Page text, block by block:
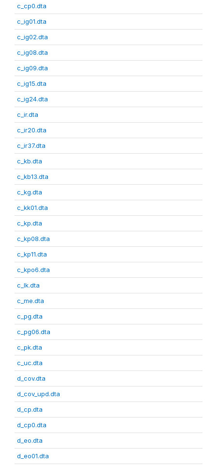
c_cp0.dta
c_ig01.dta
c_ig02.dta
c_ig08.dta
c_ig09.dta
c_ig15.dta
c_ig24.dta
c_ir.dta
c_ir20.dta
c_ir37.dta
c_kb.dta
c_kb13.dta
c_kg.dta
c_kk01.dta
c_kp.dta
c_kp08.dta
c_kp11.dta
c_kpo6.dta
c_lk.dta
c_me.dta
c_pg.dta
c_pg06.dta
c_pk.dta
c_uc.dta
d_cov.dta
d_cov_upd.dta
d_cp.dta
d_cp0.dta
d_eo.dta
d_eo01.dta